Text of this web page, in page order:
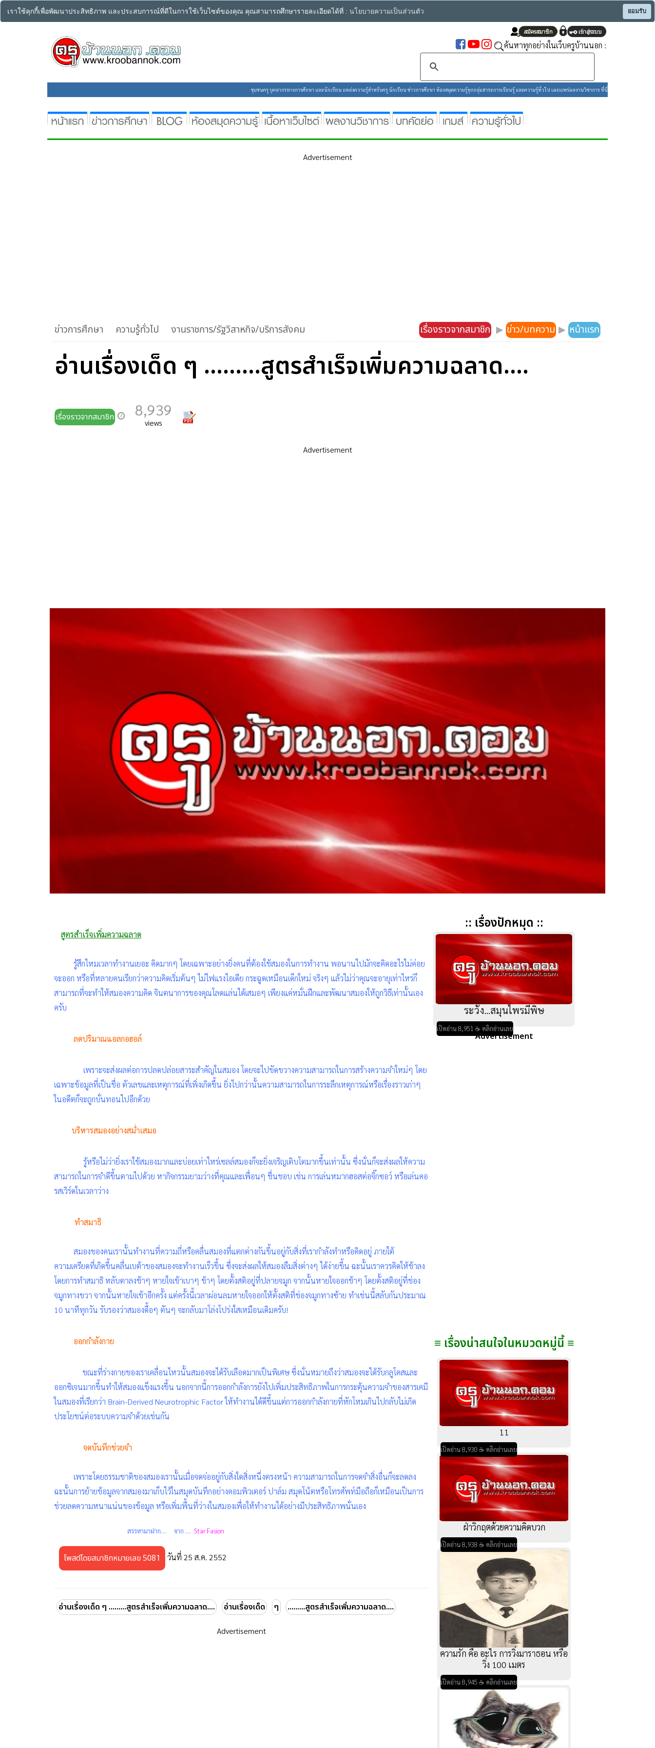
เราใช้คุกกี้เพื่อพัฒนาประสิทธิภาพ และประสบการณ์ที่ดีในการใช้เว็บไซต์ของคุณ คุณสามารถศึกษารายละเอียดได้ที่ : นโยบายความเป็นส่วนตัว ยอมรับ
ค้นหาทุกอย่างในเว็บครูบ้านนอก :
ชุมชนครู บุคลากรทางการศึกษา และนักเรียน แหล่งความรู้สำหรับครู นักเรียน ข่าวการศึกษา ห้องสมุดความรู้ทุกกลุ่มสาระการเรียนรู้ และความรู้ทั่วไป เผยแพร่ผลงานวิชาการ ที่นี่
Advertisement
ข่าวการศึกษา ความรู้ทั่วไป งานราชการ/รัฐวิสาหกิจ/บริการสังคม เรื่องราวจากสมาชิก ▶ ข่าว/บทความ ▶ หน้าแรก
อ่านเรื่องเด็ด ๆ .........สูตรสำเร็จเพิ่มความฉลาด....
เรื่องราวจากสมาชิก 8,939
views
Advertisement
สูตรสำเร็จเพิ่มความฉลาด
รู้สึกไหมเวลาทำงานเยอะ คิดมากๆ โดยเฉพาะอย่างยิ่งคนที่ต้องใช้สมองในการทำงาน พอนานไปมักจะคิดอะไรไม่ค่อย
จะออก หรือที่หลายคนเรียกว่าความคิดเริ่มต้นๆ ไม่ไฟแรงไอเดีย กระฉูดเหมือนเด็กใหม่ จริงๆ แล้วไม่ว่าคุณจะอายุเท่าไหร่ก็
สามารถที่จะทำให้สมองความคิด จินตนาการของคุณโลดแล่นได้เสมอๆ เพียงแค่หมั่นฝึกและพัฒนาสมองให้ถูกวิธีเท่านั้นเอง
ครับ
ลดปริมาณแอลกอฮอล์
เพราะจะส่งผลต่อการปลดปล่อยสาระสำคัญในสมอง โดยจะไปขัดขวางความสามารถในการสร้างความจำใหม่ๆ โดย
เฉพาะข้อมูลที่เป็นชื่อ ตัวเลขและเหตุการณ์ที่เพิ่งเกิดขึ้น ยิ่งไปกว่านั้นความสามารถในการระลึกเหตุการณ์หรือเรื่องราวเก่าๆ
ในอดีตก็จะถูกบั่นทอนไปอีกด้วย
บริหารสมองอย่างสม่ำเสมอ
รู้หรือไม่ว่ายิ่งเราใช้สมองมากและบ่อยเท่าไหร่เซลล์สมองก็จะยิ่งเจริญเติบโตมากขึ้นเท่านั้น ซึ่งนั่นก็จะส่งผลให้ความ
สามารถในการจำดีขึ้นตามไปด้วย หากิจกรรมยามว่างที่คุณและเพื่อนๆ ชื่นชอบ เช่น การเล่นหมากฮอสต่อจิ๊กซอว์ หรือเล่นคอ
รสเวิร์ดในเวลาว่าง
ทำสมาธิ
สมองของคนเรานั้นทำงานที่ความถี่หรือคลื่นสมองที่แตกต่างกันขึ้นอยู่กับสิ่งที่เรากำลังทำหรือคิดอยู่ ภายใต้
ความเครียดที่เกิดขึ้นคลื่นเบต้าของสมองจะทำงานเร็วขึ้น ซึ่งจะส่งผลให้สมองลืมสิ่งต่างๆ ได้ง่ายขึ้น ฉะนั้นเราควรคิดให้ช้าลง
โดยการทำสมาธิ หลับตาลงช้าๆ หายใจเข้าเบาๆ ช้าๆ โดยตั้งสติอยู่ที่ปลายจมูก จากนั้นหายใจออกช้าๆ โดยตั้งสติอยู่ที่ช่อง
จมูกทางขวา จากนั้นหายใจเข้าอีกครั้ง แต่ครั้งนี้เวลาผ่อนลมหายใจออกให้ตั้งสติที่ช่องจมูกทางซ้าย ทำเช่นนี้สลับกันประมาณ
10 นาทีทุกวัน รับรองว่าสมองดื้อๆ ตันๆ จะกลับมาโล่งโปร่งใสเหมือนเดิมครับ!
ออกกำลังกาย
ขณะที่ร่างกายของเราเคลื่อนไหวนั้นสมองจะได้รับเลือดมากเป็นพิเศษ ซึ่งนั่นหมายถึงว่าสมองจะได้รับกลูโคสและ
ออกซิเจนมากขึ้นทำให้สมองแข็งแรงขึ้น นอกจากนี้การออกกำลังการยังไปเพิ่มประสิทธิภาพในการกระตุ้นความจำของสารเคมี
ในสมองที่เรียกว่า Brain-Derived Neurotrophic Factorให้ทำงานได้ดีขึ้นแต่การออกกำลังกายที่หักโหมเกินไปกลับไม่เกิด
ประโยชน์ต่อระบบความจำด้วยเช่นกัน
จดบันทึกช่วยจำ
เพราะโดยธรรมชาติของสมองเรานั้นเมื่อจดจ่ออยู่กับสิ่งใดสิ่งหนึ่งตรงหน้า ความสามารถในการจดจำสิ่งอื่นก็จะลดลง
ฉะนั้นการย้ายข้อมูลจากสมองมาเก็บไว้ในสมุดบันทึกอย่างคอมพิวเตอร์ ปาล์ม สมุดโน้ตหรือโทรศัพท์มือถือก็เหมือนเป็นการ
ช่วยลดความหนาแน่นของข้อมูล หรือเพิ่มพื้นที่ว่างในสมองเพื่อให้ทำงานได้อย่างมีประสิทธิภาพนั่นเอง
สรรหามาฝาก.... จาก .... Star Fasion
โพสต์โดยสมาชิกหมายเลข 5081 วันที่ 25 ส.ค. 2552
อ่านเรื่องเด็ด ๆ .........สูตรสำเร็จเพิ่มความฉลาด.... อ่านเรื่องเด็ด ๆ .........สูตรสำเร็จเพิ่มความฉลาด....
Advertisement
:: เรื่องปักหมุด ::
ระวัง...สมุนไพรมีพิษ
เปิดอ่าน 8,951 ☕ คลิกอ่านเลย
Advertisement
≡ เรื่องน่าสนใจในหมวดหมู่นี้ ≡
11
เปิดอ่าน 8,930 ☕ คลิกอ่านเลย
ฝ่าวิกฤตด้วยความคิดบวก
เปิดอ่าน 8,938 ☕ คลิกอ่านเลย
ความรัก คือ อะไร การวิ่งมาราธอน หรือ
วิ่ง 100 เมตร
เปิดอ่าน 8,945 ☕ คลิกอ่านเลย